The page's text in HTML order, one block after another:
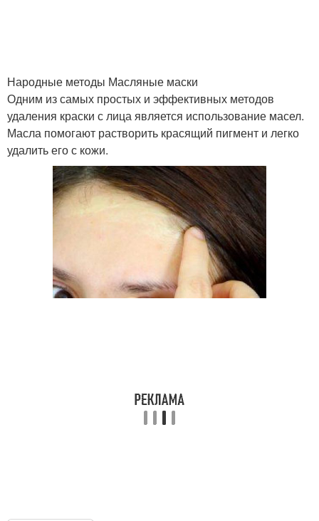
Пятно от краски
Народные методы Масляные маски
Одним из самых простых и эффективных методов
удаления краски с лица является использование масел.
Масла помогают растворить красящий пигмент и легко
удалить его с кожи.